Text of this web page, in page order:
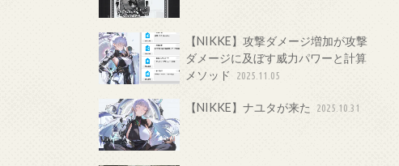
【NIKKE】攻撃ダメージ増加が攻撃
ダメージに及ぼす威力パワーと計算
メソッド
2025.11.05
【NIKKE】ナユタが来た 2025.10.31